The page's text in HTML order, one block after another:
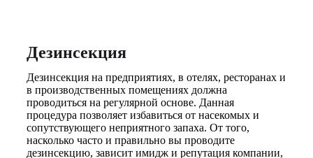
Дезинсекция
Дезинсекция на предприятиях, в отелях, ресторанах и
в производственных помещениях должна
проводиться на регулярной основе. Данная
процедура позволяет избавиться от насекомых и
сопутствующего неприятного запаха. От того,
насколько часто и правильно вы проводите
дезинсекцию, зависит имидж и репутация компании,